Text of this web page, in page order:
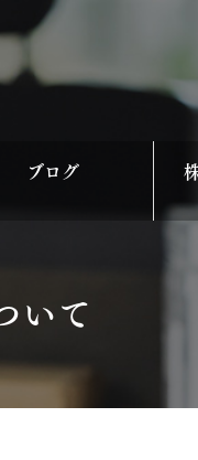
ブログ
いて